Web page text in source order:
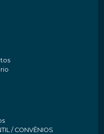
/ CONVÊNIOS